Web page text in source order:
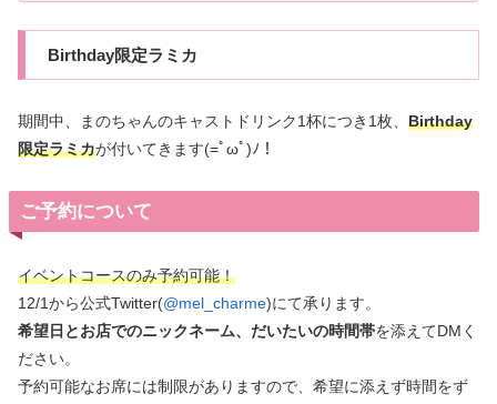
Birthday限定ラミカ
期間中、まのちゃんのキャストドリンク1杯につき1枚、 Birthday
限定ラミカが付いてきます(=ﾟωﾟ)ﾉ！
ご予約について
イベントコースのみ予約可能！
12/1から公式Twitter(@mel_charme)にて承ります。
希望日とお店でのニックネーム、だいたいの時間帯を添えてDMく
ださい。
予約可能なお席には制限がありますので、希望に添えず時間をず